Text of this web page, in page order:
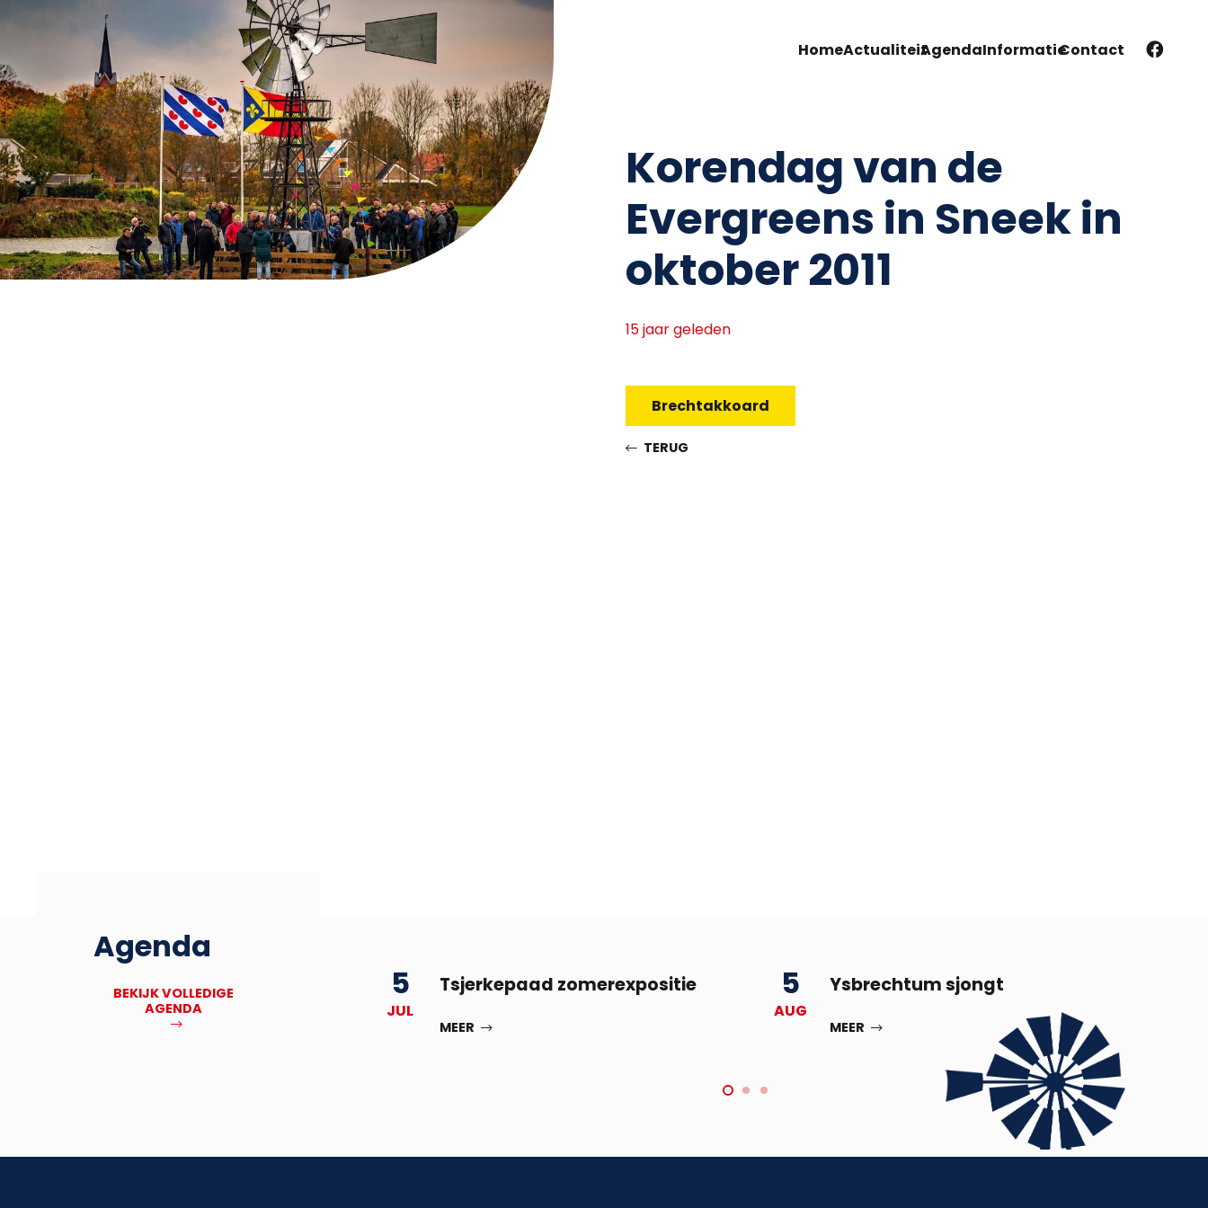
HomeActualiteitAgendaInformatieContact
Korendag van de
Evergreens in Sneek in
oktober 2011
15 jaar geleden
Brechtakkoard
TERUG
Agenda
BEKIJK VOLLEDIGE
AGENDA
Deadline Bronbankpraet 5
JUL
Tsjerkepaad zomerexpositie
MEER
5
AUG
Ysbrechtum sjongt
MEER